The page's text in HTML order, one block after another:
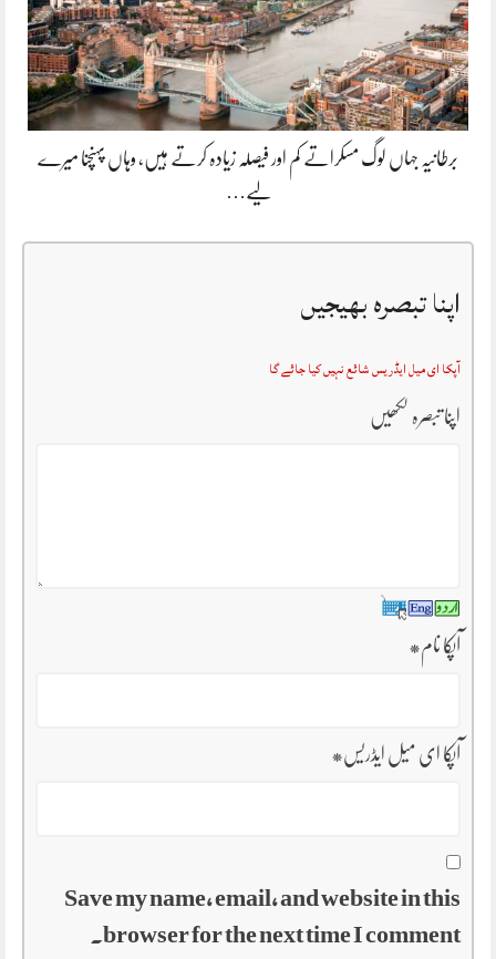
برطانیہ جہاں لوگ مسکراتے کم اور فیصلہ زیادہ کرتے ہیں، وہاں پہنچنا میرے
لیے…
اپنا تبصرہ بھیجیں
آپکا ای میل ایڈریس شائع نہیں کیا جائے گا
اپنا تبصرہ لکھیں
آپکا نام*
آپکا ای میل ایڈریس*
Save my name, email, and website in this
browser for the next time I comment.